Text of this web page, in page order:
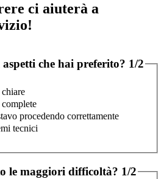
ci aiuterà a
che hai preferito? 1/2
procedendo correttamente
tecnici
le maggiori difficoltà? 1/2